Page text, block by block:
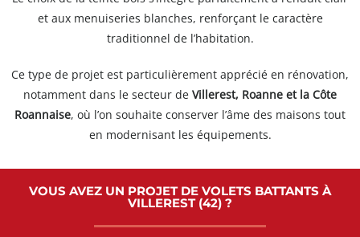
et aux menuiseries blanches, renforçant le caractère
traditionnel de l’habitation.
Ce type de projet est particulièrement apprécié en rénovation,
notamment dans le secteur de Villerest, Roanne et la Côte
Roannaise, où l’on souhaite conserver l’âme des maisons tout
en modernisant les équipements.
VOUS AVEZ UN PROJET DE VOLETS BATTANTS À
VILLEREST (42) ?